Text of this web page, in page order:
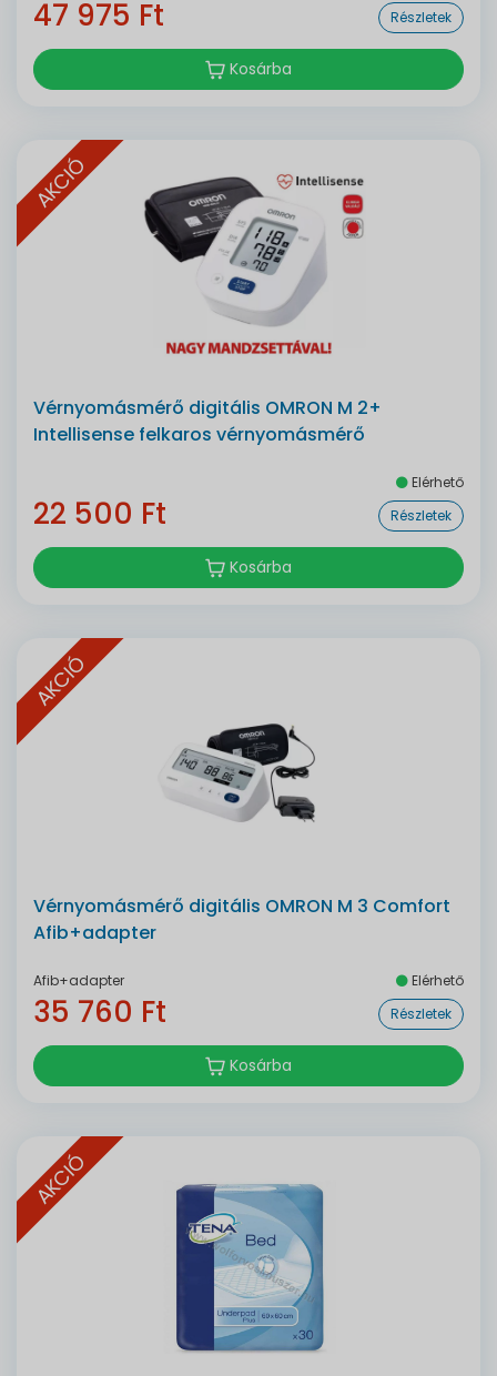
47 975 Ft Részletek
Kosárba
AKCIÓ
Vérnyomásmérő digitális OMRON M 2+
Intellisense felkaros vérnyomásmérő
Elérhető
22 500 Ft Részletek
Kosárba
AKCIÓ
Vérnyomásmérő digitális OMRON M 3 Comfort
Afib+adapter
Afib+adapter Elérhető
35 760 Ft Részletek
Kosárba
AKCIÓ